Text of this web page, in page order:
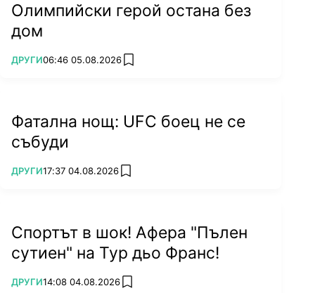
Олимпийски герой остана без
дом
ПОВЕЧЕ ОТ
ДРУГИ06:46 05.08.2026 add favorites
Фатална нощ: UFC боец не се
събуди
ПОВЕЧЕ ОТ
ДРУГИ17:37 04.08.2026 add favorites
Спортът в шок! Афера "Пълен
сутиен" на Тур дьо Франс!
ПОВЕЧЕ ОТ
ДРУГИ14:08 04.08.2026 add favorites